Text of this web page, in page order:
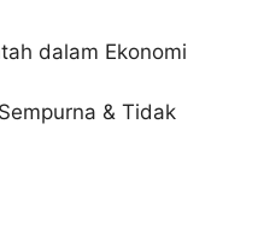
dalam Ekonomi
& Tidak